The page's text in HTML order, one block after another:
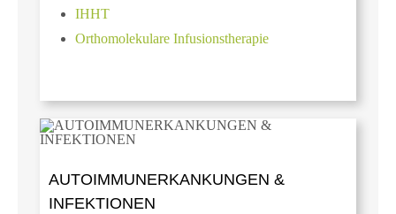
IHHT
Orthomolekulare Infusionstherapie
AUTOIMMUNERKANKUNGEN &
INFEKTIONEN